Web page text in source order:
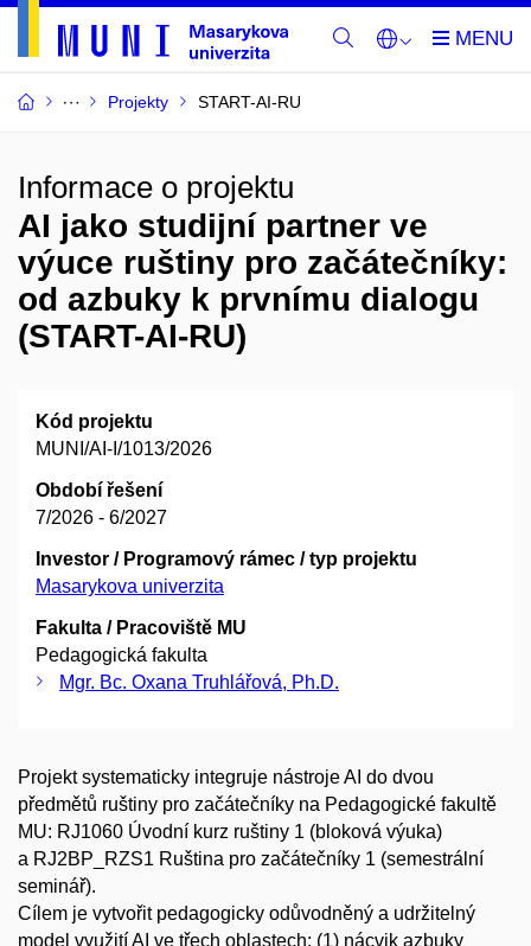
Projekty START-AI-RU
Informace o projektu
AI jako studijní partner ve
výuce ruštiny pro začátečníky:
od azbuky k prvnímu dialogu
(START-AI-RU)
Kód projektu
MUNI/AI-I/1013/2026
Období řešení
7/2026 - 6/2027
Investor / Programový rámec / typ projektu
Masarykova univerzita
Fakulta / Pracoviště MU
Pedagogická fakulta
Mgr. Bc. Oxana Truhlářová, Ph.D.
Projekt systematicky integruje nástroje AI do dvou
předmětů ruštiny pro začátečníky na Pedagogické fakultě
MU: RJ1060 Úvodní kurz ruštiny 1 (bloková výuka)
a RJ2BP_RZS1 Ruština pro začátečníky 1 (semestrální
seminář).
Cílem je vytvořit pedagogicky odůvodněný a udržitelný
model využití AI ve třech oblastech: (1) nácvik azbuky